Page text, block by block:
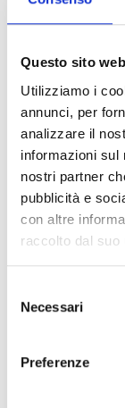
Questo sito
Utilizziamo i
annunci, per
analizzare il
informazioni sul
nostri partner
pubblicità e
con altre
raccolto dal suo
delNecessari
Preferenze
formazioni
sviluppati.
beneficiarie
accedere a
richiesta di
Inoltre, le
vulnerabili e
costi di
Grazie al